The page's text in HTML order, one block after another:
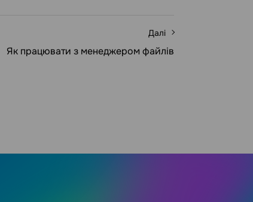
Далі
Як працювати з менеджером файлів